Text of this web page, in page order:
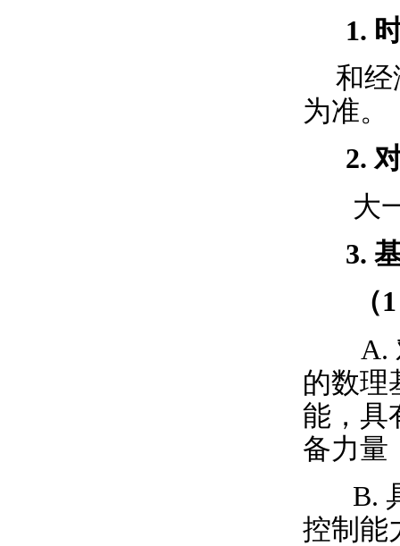
1.
和
为准。
2.
大
3.
（1
A.
的数理
能，具
备力量
B.
控制能